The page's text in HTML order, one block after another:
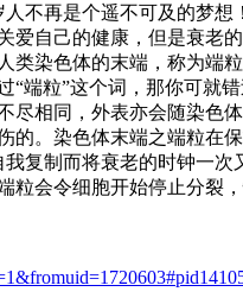
不再是个遥不可及的梦
自己的健康，但是衰
染色体的末端，称为端
端粒”这个词，那你可
尽相同，外表亦会随染
。染色体末端之端粒
我复制而将衰老的时钟
粒会令细胞开始停止分裂